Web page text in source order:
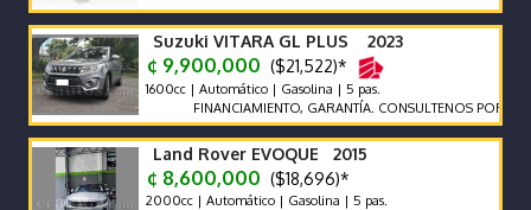
Suzuki VITARA GL PLUS 2023
¢ 9,900,000 ($21,522)*
1600cc | Automático | Gasolina | 5 pas.
FINANCIAMIENTO, GARANTÍA. CONSULTENOS POR AUTOS
Land Rover EVOQUE 2015
¢ 8,600,000 ($18,696)*
2000cc | Automático | Gasolina | 5 pas.